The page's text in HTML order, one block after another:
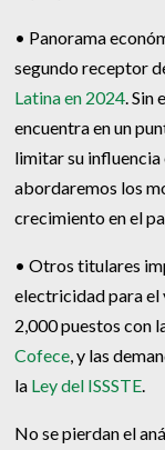
• Panorama
segundo receptor
Latina en 2024. Sin
encuentra en un
limitar su
abordaremos los
crecimiento en el
• Otros titulares
electricidad para el
2,000 puestos con
Cofece, y las
la Ley del ISSSTE.
No se pierdan el